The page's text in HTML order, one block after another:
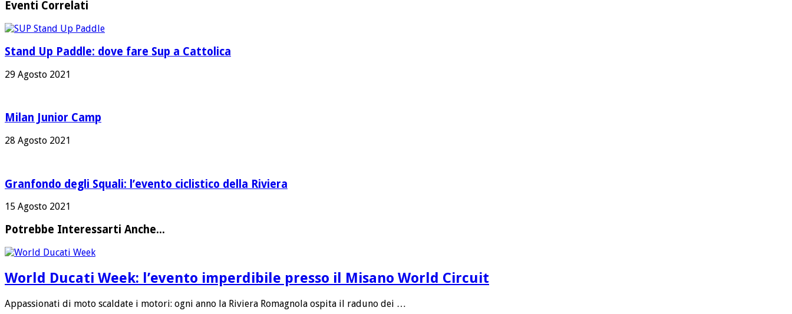
Eventi Correlati
Stand Up Paddle: dove fare Sup a Cattolica
29 Agosto 2021
Milan Junior Camp
28 Agosto 2021
Granfondo degli Squali: l’evento ciclistico della Riviera
15 Agosto 2021
Potrebbe Interessarti Anche...
World Ducati Week: l’evento imperdibile presso il Misano World Circuit
Appassionati di moto scaldate i motori: ogni anno la Riviera Romagnola ospita il raduno dei …